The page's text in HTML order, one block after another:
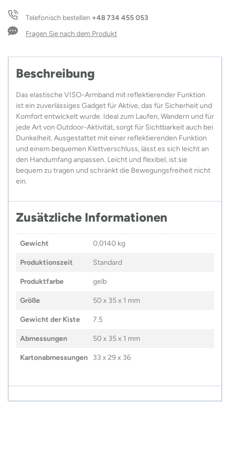
Menge
Telefonisch bestellen +48 734 455 053
Fragen Sie nach dem Produkt
Beschreibung
Das elastische VISO-Armband mit reflektierender Funktion
ist ein zuverlässiges Gadget für Aktive, das für Sicherheit und
Komfort entwickelt wurde. Ideal zum Laufen, Wandern und für
jede Art von Outdoor-Aktivität, sorgt für Sichtbarkeit auch bei
Dunkelheit. Ausgestattet mit einer reflektierenden Funktion
und einem bequemen Klettverschluss, lässt es sich leicht an
den Handumfang anpassen. Leicht und flexibel, ist sie
bequem zu tragen und schränkt die Bewegungsfreiheit nicht
ein.
Zusätzliche Informationen
Gewicht 0,0140 kg
Produktionszeit Standard
Produktfarbe gelb
Größe 50 x 35 x 1 mm
Gewicht der Kiste 7.5
Abmessungen 50 x 35 x 1 mm
Kartonabmessungen 33 x 29 x 36